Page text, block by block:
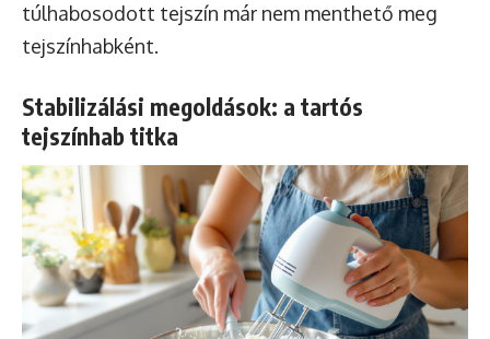
túlhabosodott tejszín már nem menthető meg
tejszínhabként.
Stabilizálási megoldások: a tartós
tejszínhab titka